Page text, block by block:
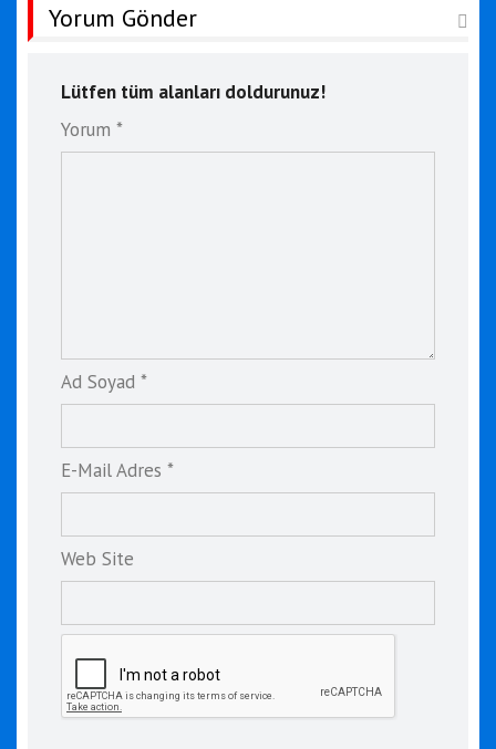
Yorum Gönder
Lütfen tüm alanları doldurunuz!
Yorum *
Ad Soyad *
E-Mail Adres *
Web Site